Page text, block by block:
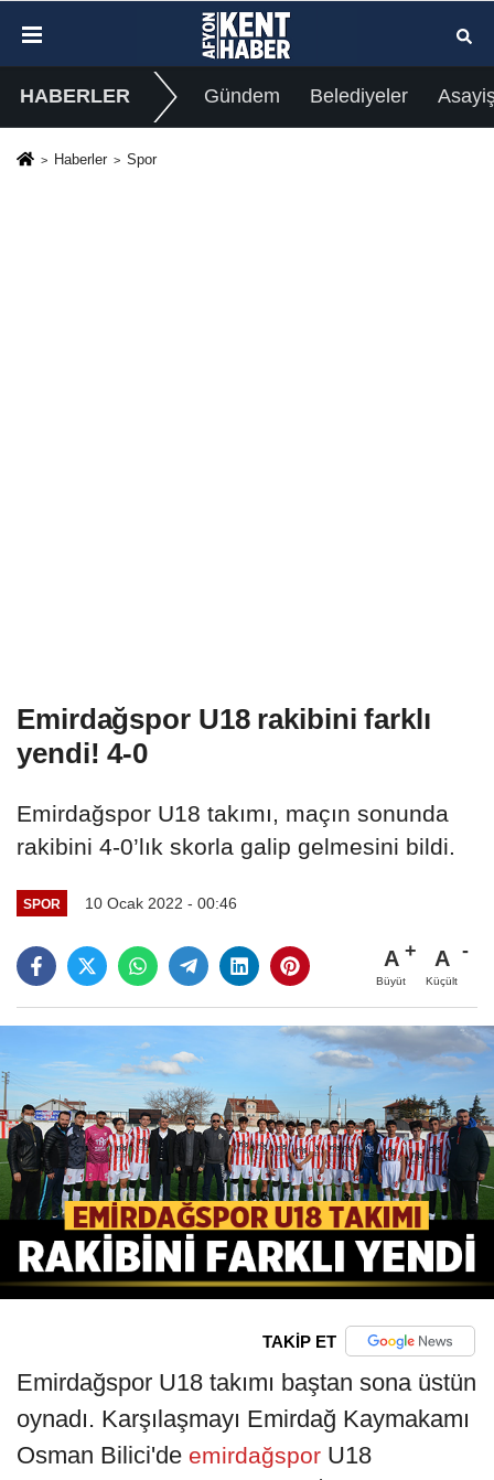
HABERLER Gündem Belediyeler
Haberler Spor
Emirdağspor U18 rakibini farklı
yendi! 4-0
Emirdağspor U18 takımı, maçın sonunda
rakibini 4-0’lık skorla galip gelmesini bildi.
SPOR 10 Ocak 2022 - 00:46
A
Büyüt
A
Küçült
TAKİP ET
Emirdağspor U18 takımı baştan sona üstün
oynadı. Karşılaşmayı Emirdağ Kaymakamı
Osman Bilici'de emirdağspor U18